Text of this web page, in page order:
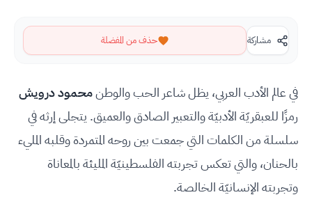
مشاركة حذف من المفضلة
في عالم الأدب العربي، يظل شاعر الحب والوطنمحمود درويش
رمزًا للعبقريّة الأدبيّة والتعبير الصادق والعميق. يتجلى إرثه في
سلسلة من الكلمات التي جمعت بين روحه المتمردة وقلبه المليء
بالحنان، والتي تعكس تجربته الفلسطينيّة المليئة بالمعاناة
وتجربته الإنسانيّة الخالصة.